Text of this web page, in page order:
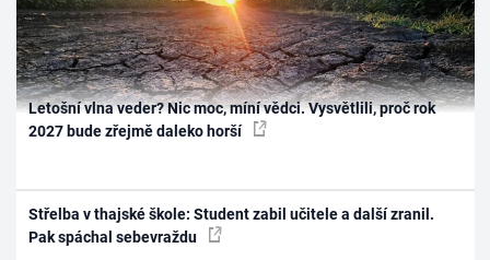
Letošní vlna veder? Nic moc, míní vědci. Vysvětlili, proč rok
2027 bude zřejmě daleko horší
Střelba v thajské škole: Student zabil učitele a další zranil.
Pak spáchal sebevraždu